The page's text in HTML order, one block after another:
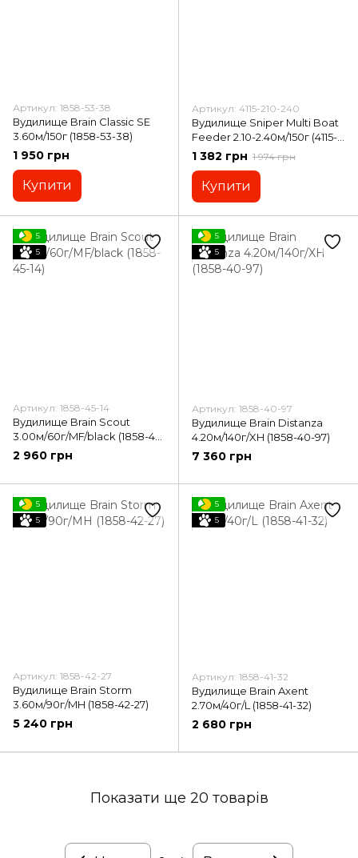
Артикул: 1858-53-38
Вудилище Brain Classic SE
3.60м/150г (1858-53-38)
1 950 грн
Купити
Артикул: 4115-210-240
Вудилище Sniper Multi Boat
Feeder 2.10-2.40м/150г (4115-
210-240)
1 382 грн 1 974 грн
Купити
5
5
Артикул: 1858-45-14
Вудилище Brain Scout
3.00м/60г/MF/black (1858-45-
14)
2 960 грн
5
5
Артикул: 1858-40-97
Вудилище Brain Distanza
4.20м/140г/XH (1858-40-97)
7 360 грн
5
5
Артикул: 1858-42-27
Вудилище Brain Storm
3.60м/90г/MH (1858-42-27)
5 240 грн
5
5
Артикул: 1858-41-32
Вудилище Brain Axent
2.70м/40г/L (1858-41-32)
2 680 грн
Показати ще 20 товарів